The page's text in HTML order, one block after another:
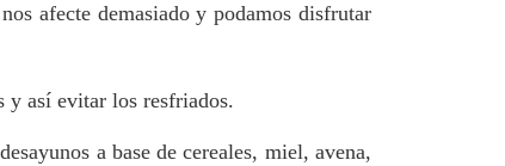
afecte demasiado y podamos disfrutar
y así evitar los resfriados.
a base de cereales, miel, avena,